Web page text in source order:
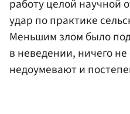
работу целой научной
удар по практике
Меньшим злом было
в неведении, ничего не
недоумевают и